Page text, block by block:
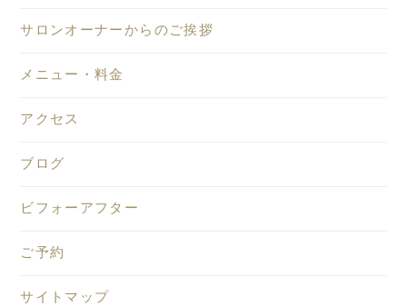
サロンオーナーからのご挨拶
メニュー・料金
アクセス
ブログ
ビフォーアフター
ご予約
サイトマップ